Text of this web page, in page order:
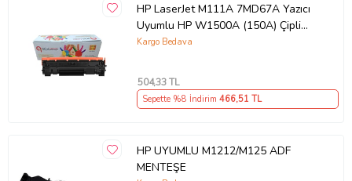
HP LaserJet M111A 7MD67A Yazıcı
Uyumlu HP W1500A (150A) Çipli
Muadil Toner (Siyah)
Kargo Bedava
504,33 TL
Sepette %8 İndirim 466,51 TL
HP UYUMLU M1212/M125 ADF
MENTEŞE